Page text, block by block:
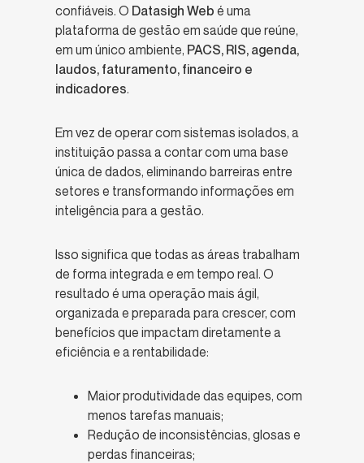
confiáveis. O Datasigh Web é uma
plataforma de gestão em saúde que reúne,
em um único ambiente, PACS, RIS, agenda,
laudos, faturamento, financeiro e
indicadores.
Em vez de operar com sistemas isolados, a
instituição passa a contar com uma base
única de dados, eliminando barreiras entre
setores e transformando informações em
inteligência para a gestão.
Isso significa que todas as áreas trabalham
de forma integrada e em tempo real. O
resultado é uma operação mais ágil,
organizada e preparada para crescer, com
benefícios que impactam diretamente a
eficiência e a rentabilidade:
Maior produtividade das equipes, com
menos tarefas manuais;
Redução de inconsistências, glosas e
perdas financeiras;